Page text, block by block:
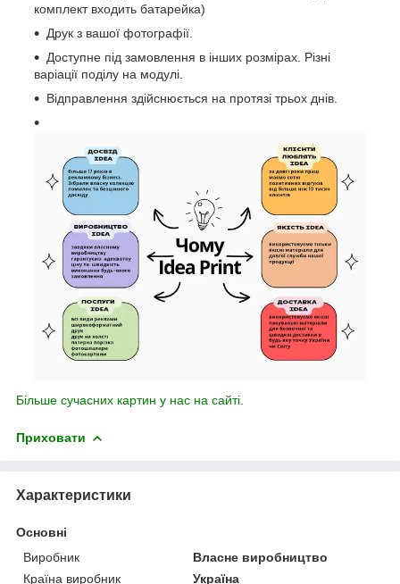
комплект входить батарейка)
Друк з вашої фотографії.
Доступне під замовлення в інших розмірах. Різні
варіації поділу на модулі.
Відправлення здійснюється на протязі трьох днів.
Більше сучасних картин у нас на сайті.
Приховати
Характеристики
Основні
Виробник
Власне виробництво
Країна виробник
Україна